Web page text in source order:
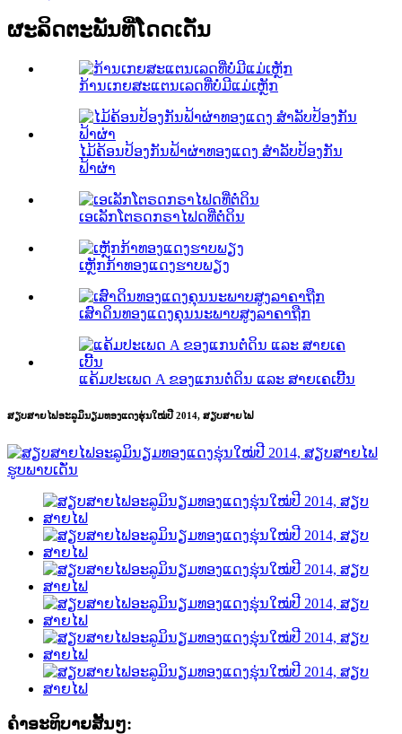
ຜະລິດຕະພັນທີ່ໂດດເດັ່ນ
ກ້ານເກຍສະແຕນເລດທີ່ບໍ່ມີແມ່ເຫຼັກ
ໄມ້ຄ້ອນປ້ອງກັນຟ້າຜ່າທອງແດງ ສຳລັບປ້ອງກັນ
ຟ້າຜ່າ
ເອເລັກໂຕຣດກຣາໄຟດທີ່ຕໍ່ດິນ
ເຫຼັກກ້າທອງແດງຮາບພຽງ
ເສົາດິນທອງແດງຄຸນນະພາບສູງລາຄາຖືກ
ແຄ້ມປະເພດ A ຂອງແກນຕໍ່ດິນ ແລະ ສາຍເຄເບີ້ນ
ສຽບສາຍໄຟອະລູມິນຽມທອງແດງຮຸ່ນໃໝ່ປີ 2014, ສຽບສາຍໄຟ
ຄໍາອະທິບາຍສັ້ນໆ: